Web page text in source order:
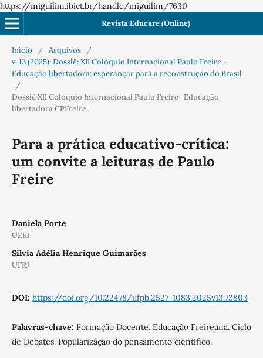
https://miguilim.ibict.br/handle/miguilim/7630
Revista Educare (Online)
Início / Arquivos
/
v. 13 (2025): Dossiê: XII Colóquio Internacional Paulo Freire -
Educação libertadora: esperançar para a reconstrução do Brasil
/
Dossiê XII Colóquio Internacional Paulo Freire- Educação
libertadora CPFreire
Para a prática educativo-crítica:
um convite a leituras de Paulo
Freire
Daniela Porte
UERJ
Silvia Adélia Henrique Guimarães
UFRJ
DOI: https://doi.org/10.22478/ufpb.2527-1083.2025v13.73803
Palavras-chave: Formação Docente. Educação Freireana. Ciclo
de Debates. Popularização do pensamento científico.